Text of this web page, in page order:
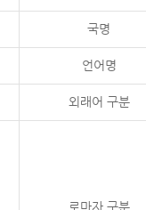
국명
언어명
외래어 구분
로마자 구분